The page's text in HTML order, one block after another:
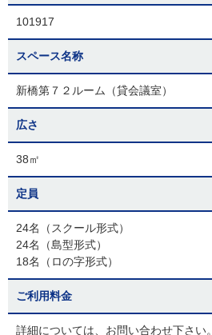
101917
スペース名称
新橋第７２ルーム（貸会議室）
広さ
38㎡
定員
24名（スクール形式）
24名（島型形式）
18名（ロの字形式）
ご利用料金
詳細については、お問い合わせ下さい。